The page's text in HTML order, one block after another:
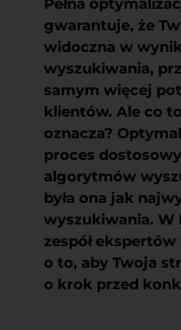
Pełna
gwarantuje, że
widoczna w
wyszukiwania,
samym więcej
klientów. Ale co
oznacza?
proces
algorytmów
była ona jak
wyszukiwania. W
zespół
o to, aby Twoja
o krok przed